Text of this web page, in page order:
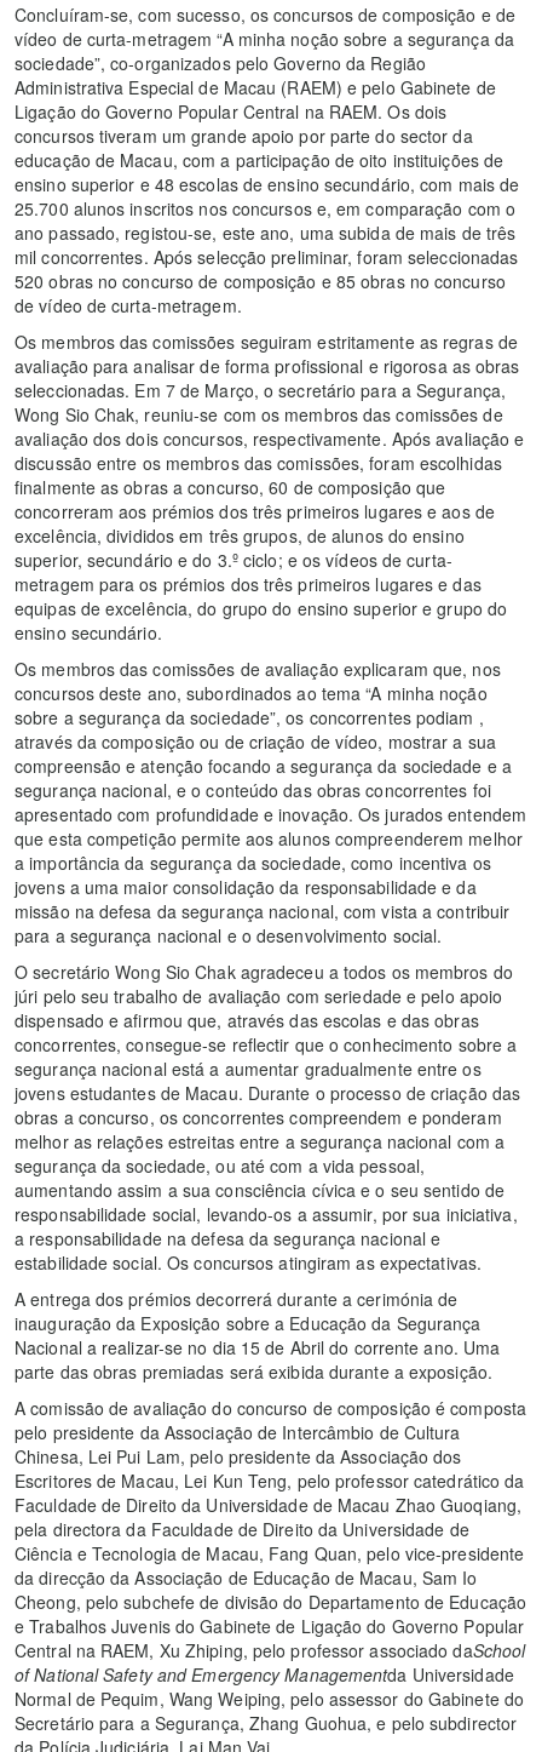
Concluíram-se, com sucesso, os concursos de composição e de
vídeo de curta-metragem “A minha noção sobre a segurança da
sociedade”, co-organizados pelo Governo da Região
Administrativa Especial de Macau (RAEM) e pelo Gabinete de
Ligação do Governo Popular Central na RAEM. Os dois
concursos tiveram um grande apoio por parte do sector da
educação de Macau, com a participação de oito instituições de
ensino superior e 48 escolas de ensino secundário, com mais de
25.700 alunos inscritos nos concursos e, em comparação com o
ano passado, registou-se, este ano, uma subida de mais de três
mil concorrentes. Após selecção preliminar, foram seleccionadas
520 obras no concurso de composição e 85 obras no concurso
de vídeo de curta-metragem.
Os membros das comissões seguiram estritamente as regras de
avaliação para analisar de forma profissional e rigorosa as obras
seleccionadas. Em 7 de Março, o secretário para a Segurança,
Wong Sio Chak, reuniu-se com os membros das comissões de
avaliação dos dois concursos, respectivamente. Após avaliação e
discussão entre os membros das comissões, foram escolhidas
finalmente as obras a concurso, 60 de composição que
concorreram aos prémios dos três primeiros lugares e aos de
excelência, divididos em três grupos, de alunos do ensino
superior, secundário e do 3.º ciclo; e os vídeos de curta-
metragem para os prémios dos três primeiros lugares e das
equipas de excelência, do grupo do ensino superior e grupo do
ensino secundário.
Os membros das comissões de avaliação explicaram que, nos
concursos deste ano, subordinados ao tema “A minha noção
sobre a segurança da sociedade”, os concorrentes podiam ,
através da composição ou de criação de vídeo, mostrar a sua
compreensão e atenção focando a segurança da sociedade e a
segurança nacional, e o conteúdo das obras concorrentes foi
apresentado com profundidade e inovação. Os jurados entendem
que esta competição permite aos alunos compreenderem melhor
a importância da segurança da sociedade, como incentiva os
jovens a uma maior consolidação da responsabilidade e da
missão na defesa da segurança nacional, com vista a contribuir
para a segurança nacional e o desenvolvimento social.
O secretário Wong Sio Chak agradeceu a todos os membros do
júri pelo seu trabalho de avaliação com seriedade e pelo apoio
dispensado e afirmou que, através das escolas e das obras
concorrentes, consegue-se reflectir que o conhecimento sobre a
segurança nacional está a aumentar gradualmente entre os
jovens estudantes de Macau. Durante o processo de criação das
obras a concurso, os concorrentes compreendem e ponderam
melhor as relações estreitas entre a segurança nacional com a
segurança da sociedade, ou até com a vida pessoal,
aumentando assim a sua consciência cívica e o seu sentido de
responsabilidade social, levando-os a assumir, por sua iniciativa,
a responsabilidade na defesa da segurança nacional e
estabilidade social. Os concursos atingiram as expectativas.
A entrega dos prémios decorrerá durante a cerimónia de
inauguração da Exposição sobre a Educação da Segurança
Nacional a realizar-se no dia 15 de Abril do corrente ano. Uma
parte das obras premiadas será exibida durante a exposição.
A comissão de avaliação do concurso de composição é composta
pelo presidente da Associação de Intercâmbio de Cultura
Chinesa, Lei Pui Lam, pelo presidente da Associação dos
Escritores de Macau, Lei Kun Teng, pelo professor catedrático da
Faculdade de Direito da Universidade de Macau Zhao Guoqiang,
pela directora da Faculdade de Direito da Universidade de
Ciência e Tecnologia de Macau, Fang Quan, pelo vice-presidente
da direcção da Associação de Educação de Macau, Sam Io
Cheong, pelo subchefe de divisão do Departamento de Educação
e Trabalhos Juvenis do Gabinete de Ligação do Governo Popular
Central na RAEM, Xu Zhiping, pelo professor associado daSchool
of National Safety and Emergency Managementda Universidade
Normal de Pequim, Wang Weiping, pelo assessor do Gabinete do
Secretário para a Segurança, Zhang Guohua, e pelo subdirector
da Polícia Judiciária, Lai Man Vai.